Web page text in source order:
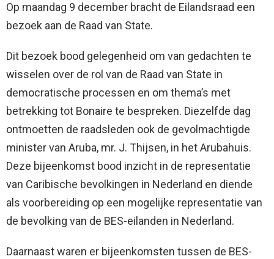
Op maandag 9 december bracht de Eilandsraad een
bezoek aan de Raad van State.
Dit bezoek bood gelegenheid om van gedachten te
wisselen over de rol van de Raad van State in
democratische processen en om thema’s met
betrekking tot Bonaire te bespreken. Diezelfde dag
ontmoetten de raadsleden ook de gevolmachtigde
minister van Aruba, mr. J. Thijsen, in het Arubahuis.
Deze bijeenkomst bood inzicht in de representatie
van Caribische bevolkingen in Nederland en diende
als voorbereiding op een mogelijke representatie van
de bevolking van de BES-eilanden in Nederland.
Daarnaast waren er bijeenkomsten tussen de BES-